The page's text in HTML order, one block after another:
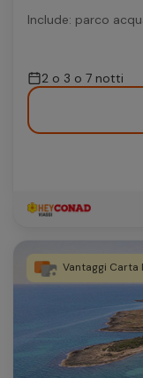
Include: parco
2 o 3 o 7 notti
Vantaggi Carta